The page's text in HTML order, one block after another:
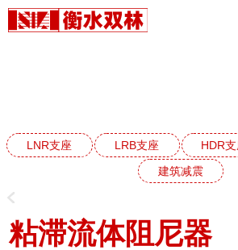
LNR支座 LRB支座 HDR
建筑减震
粘滞流体阻尼器